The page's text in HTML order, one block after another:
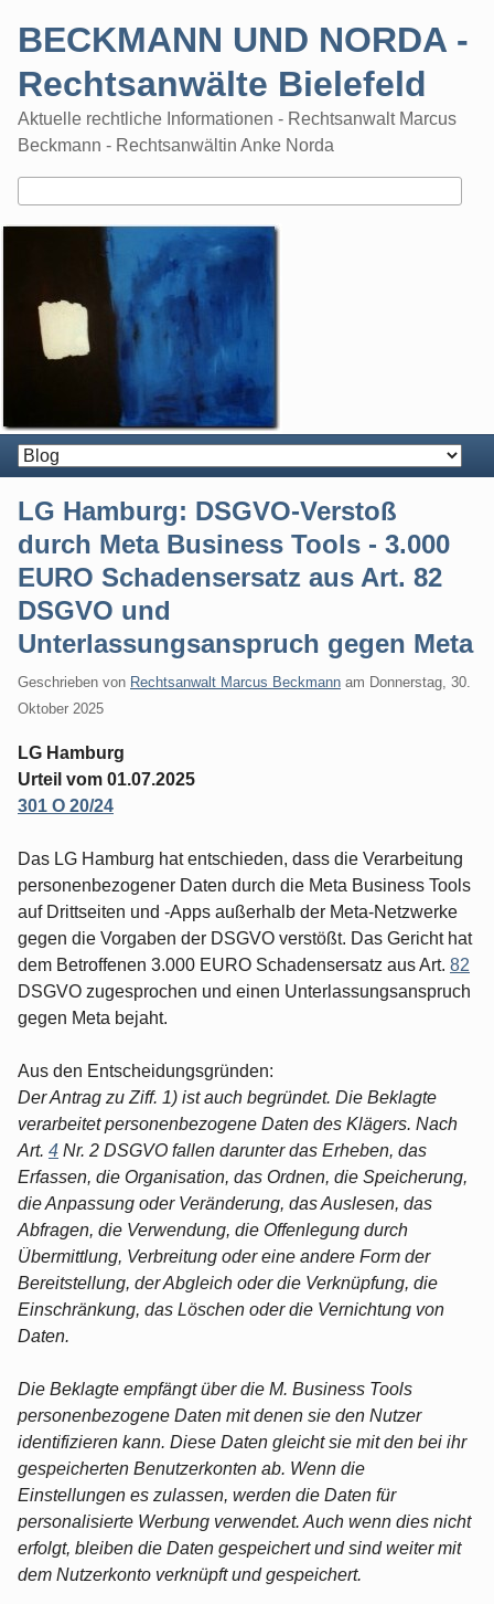
BECKMANN UND NORDA -
Rechtsanwälte Bielefeld
Aktuelle rechtliche Informationen - Rechtsanwalt Marcus
Beckmann - Rechtsanwältin Anke Norda
LG Hamburg: DSGVO-Verstoß
durch Meta Business Tools - 3.000
EURO Schadensersatz aus Art. 82
DSGVO und
Unterlassungsanspruch gegen Meta
Geschrieben von Rechtsanwalt Marcus Beckmann am Donnerstag, 30.
Oktober 2025
LG Hamburg
Urteil vom 01.07.2025
301 O 20/24
Das LG Hamburg hat entschieden, dass die Verarbeitung
personenbezogener Daten durch die Meta Business Tools
auf Drittseiten und -Apps außerhalb der Meta-Netzwerke
gegen die Vorgaben der DSGVO verstößt. Das Gericht hat
dem Betroffenen 3.000 EURO Schadensersatz aus Art. 82
DSGVO zugesprochen und einen Unterlassungsanspruch
gegen Meta bejaht.
Aus den Entscheidungsgründen:
Der Antrag zu Ziff. 1) ist auch begründet. Die Beklagte
verarbeitet personenbezogene Daten des Klägers. Nach
Art. 4 Nr. 2 DSGVO fallen darunter das Erheben, das
Erfassen, die Organisation, das Ordnen, die Speicherung,
die Anpassung oder Veränderung, das Auslesen, das
Abfragen, die Verwendung, die Offenlegung durch
Übermittlung, Verbreitung oder eine andere Form der
Bereitstellung, der Abgleich oder die Verknüpfung, die
Einschränkung, das Löschen oder die Vernichtung von
Daten.
Die Beklagte empfängt über die M. Business Tools
personenbezogene Daten mit denen sie den Nutzer
identifizieren kann. Diese Daten gleicht sie mit den bei ihr
gespeicherten Benutzerkonten ab. Wenn die
Einstellungen es zulassen, werden die Daten für
personalisierte Werbung verwendet. Auch wenn dies nicht
erfolgt, bleiben die Daten gespeichert und sind weiter mit
dem Nutzerkonto verknüpft und gespeichert.